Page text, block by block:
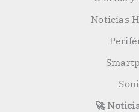
Noticias
🚀